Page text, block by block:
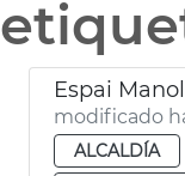
Espai
modificado
ALCALDÍA